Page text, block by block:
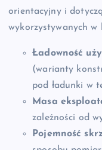
orientacyjny i
wykorzystywanych w
Ładowność
(warianty
pod ładunki w
Masa
zależności od
Pojemność